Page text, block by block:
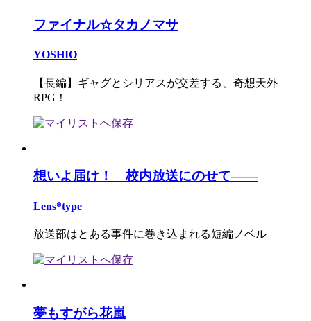
ファイナル☆タカノマサ
YOSHIO
【長編】ギャグとシリアスが交差する、奇想天外
RPG！
想いよ届け！ 校内放送にのせて――
Lens*type
放送部はとある事件に巻き込まれる短編ノベル
夢もすがら花嵐